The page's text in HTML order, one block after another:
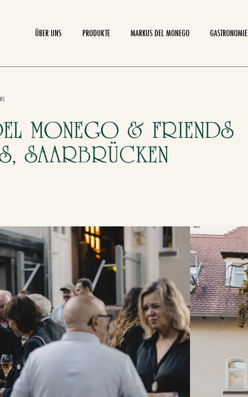
ÜBER UNS PRODUKTE MARKUS DEL MONEGO GASTRONOMIE
MONEGO & FRIENDS
SAARBRÜCKEN